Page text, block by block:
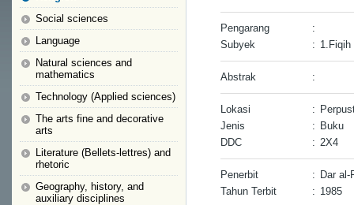
Social sciences
Language
Natural sciences and
mathematics
Technology (Applied sciences)
The arts fine and decorative
arts
Literature (Bellets-lettres) and
rhetoric
Geography, history, and
auxiliary disciplines
Pengarang
:
Subyek
: 1.Fiqih
Abstrak :
Lokasi :
Jenis
: Buku
DDC
: 2X4
Penerbit : Dar al-
Tahun Terbit
: 1985